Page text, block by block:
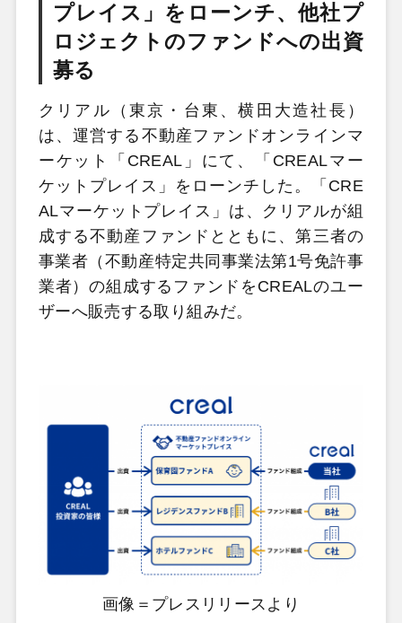
プレイス」をローンチ、他社プ
ロジェクトのファンドへの出資
募る
クリアル（東京・台東、横田大造社長）
は、運営する不動産ファンドオンラインマ
ーケット「CREAL」にて、「CREALマー
ケットプレイス」をローンチした。「CRE
ALマーケットプレイス」は、クリアルが組
成する不動産ファンドとともに、第三者の
事業者（不動産特定共同事業法第1号免許事
業者）の組成するファンドをCREALのユー
ザーへ販売する取り組みだ。
画像＝プレスリリースより